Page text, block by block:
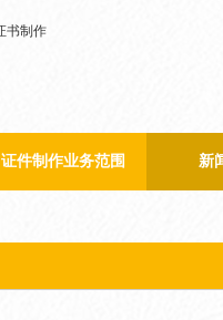
证件制作业务范围 新